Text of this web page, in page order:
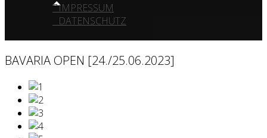
IMPRESSUM
DATENSCHUTZ
BAVARIA OPEN [24./25.06.2023]